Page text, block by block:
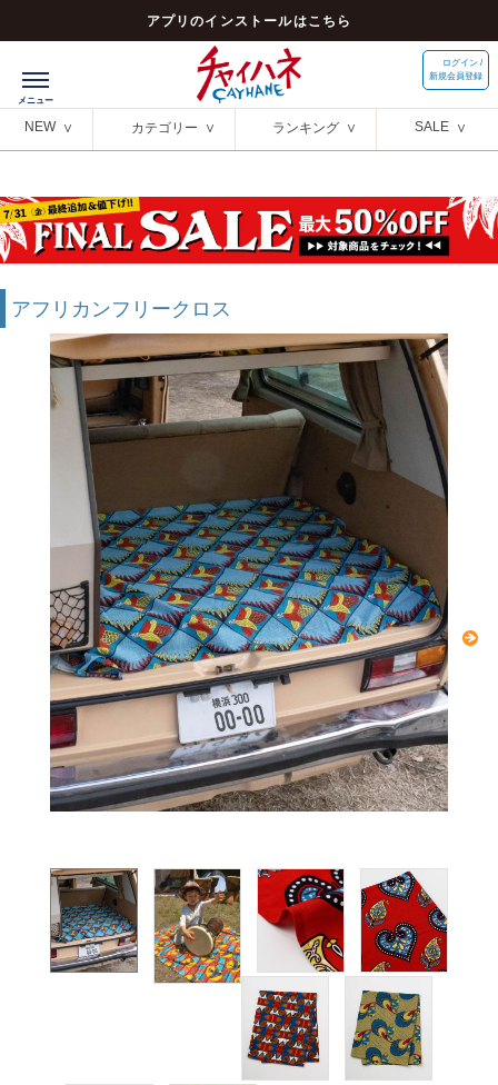
アプリのインストールはこちら
ログイン /
新規会員登録
NEW カテゴリー ランキング SALE
アフリカンフリークロス